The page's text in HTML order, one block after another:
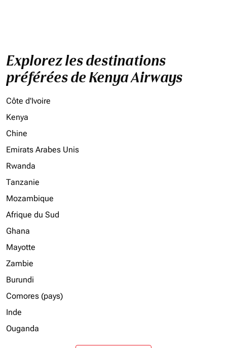
Explorez les destinations
préférées de Kenya Airways
Côte d'Ivoire
Kenya
Chine
Emirats Arabes Unis
Rwanda
Tanzanie
Mozambique
Afrique du Sud
Ghana
Mayotte
Zambie
Burundi
Comores (pays)
Inde
Ouganda